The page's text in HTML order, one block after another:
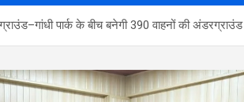
पार्क के बीच बनेगी 390 वाहनों की